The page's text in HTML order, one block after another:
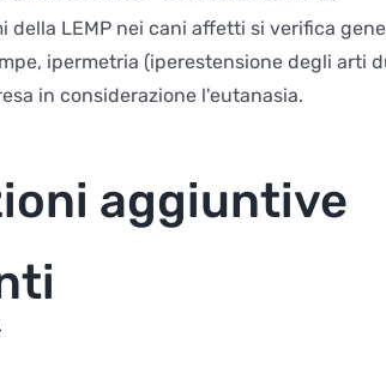
della LEMP nei cani affetti si verifica
ipermetria (iperestensione degli arti
in considerazione l'eutanasia.
aggiuntive